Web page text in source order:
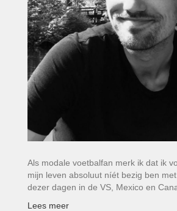
Als modale voetbalfan merk ik dat ik
mijn leven absoluut níét bezig ben
dezer dagen in de VS, Mexico en
Lees meer